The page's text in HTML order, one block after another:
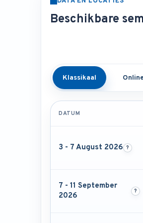
Beschikbare
Klassikaal
DATUM
3 - 7 August 2026
7 - 11 September
2026